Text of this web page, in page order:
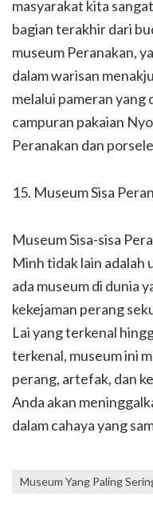
masyarakat kita
bagian terakhir dari
museum Peranakan,
dalam warisan
melalui pameran
campuran pakaian
Peranakan dan
15. Museum Sisa
Museum Sisa-sisa
Minh tidak lain
ada museum di dunia
kekejaman perang
Lai yang terkenal
terkenal, museum ini
perang, artefak, dan
Anda akan
dalam cahaya yang
Museum Yang Paling